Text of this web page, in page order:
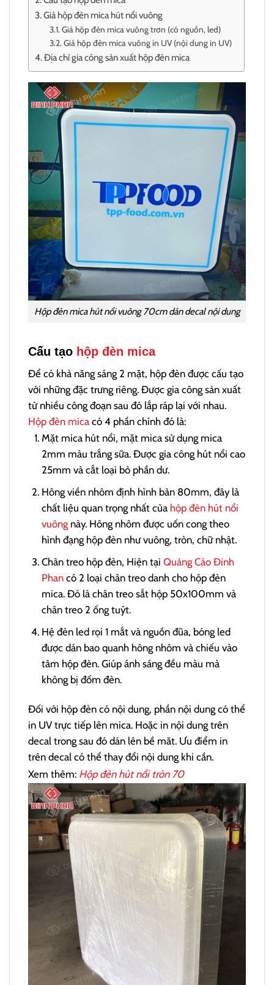
Giá hộp đèn mica hút nổi vuông
Giá hộp đèn mica vuông trơn (có nguồn, led)
Giá hộp đèn mica vuông in UV (nội dung in UV)
Địa chỉ gia công sản xuất hộp đèn mica
Hộp đèn mica hút nổi vuông 70cm dán decal nội dung
Cấu tạo hộp đèn mica
Để có khả năng sáng 2 mặt, hộp đèn được cấu tạo
với những đặc trưng riêng. Được gia công sản xuất
từ nhiều công đoạn sau đó lắp ráp lại với nhau.
Hộp đèn mica có 4 phần chính đó là:
Mặt mica hút nổi, mặt mica sử dụng mica
2mm màu trắng sữa. Được gia công hút nổi cao
25mm và cắt loại bỏ phần dư.
Hông viền nhôm định hình bản 80mm, đây là
chất liệu quan trọng nhất của hộp đèn hút nổi
vuôngnày. Hông nhôm được uốn cong theo
hình đạng hộp đèn như vuông, tròn, chữ nhật.
Chân treo hộp đèn, Hiện tại Quảng Cáo Đinh
Phancó 2 loại chân treo danh cho hộp đèn
mica. Đó là chân treo sắt hộp 50x100mm và
chân treo 2 ống tuýt.
Hệ đèn led rọi 1 mắt và nguồn đũa, bóng led
được dán bao quanh hông nhôm và chiếu vào
tâm hộp đèn. Giúp ánh sáng đều màu mà
không bị đốm đèn.
Đối với hộp đèn có nội dung, phần nội dung có thể
in UV trực tiếp lên mica. Hoặc in nội dung trên
decal trong sau đó dán lên bề măt. Ưu điểm in
trên decal có thể thay đổi nội dung khi cần.
Xem thêm: Hộp đèn hút nổi tròn 70